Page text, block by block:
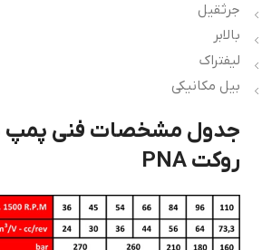
جرثقیل
بالابر
لیفتراک
بیل مکانیکی
جدول مشخصات فنی پمپ
روکت PNA